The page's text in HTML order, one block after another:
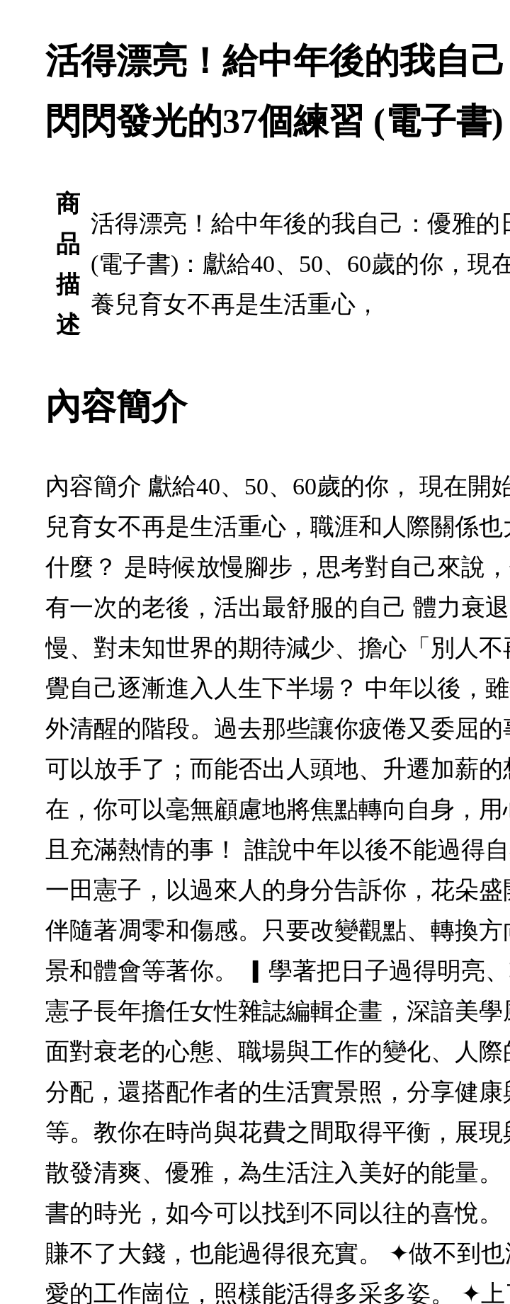
活得漂亮！給中年後的我自
閃閃發光的37個練習 (電子書)
商
品
描
述
活得漂亮！給中年後的我自己：優雅
(電子書)：獻給40、50、60歲的你，
養兒育女不再是生活重心，
內容簡介
內容簡介 獻給40、50、60歲的你， 現在
兒育女不再是生活重心，職涯和人際關係
什麼？ 是時候放慢腳步，思考對自己來說
有一次的老後，活出最舒服的自己 體力衰
慢、對未知世界的期待減少、擔心「別人
覺自己逐漸進入人生下半場？ 中年以後，
外清醒的階段。過去那些讓你疲倦又委屈
可以放手了；而能否出人頭地、升遷加薪
在，你可以毫無顧慮地將焦點轉向自身，
且充滿熱情的事！ 誰說中年以後不能過得
一田憲子，以過來人的身分告訴你，花朵
伴隨著凋零和傷感。只要改變觀點、轉換
景和體會等著你。 ▎學著把日子過得明亮
憲子長年擔任女性雜誌編輯企畫，深諳美
面對衰老的心態、職場與工作的變化、人
分配，還搭配作者的生活實景照，分享健
等。教你在時尚與花費之間取得平衡，展
散發清爽、優雅，為生活注入美好的能量
書的時光，如今可以找到不同以往的喜悅
賺不了大錢，也能過得很充實。 ✦做不到
愛的工作崗位，照樣能活得多采多姿。 ✦